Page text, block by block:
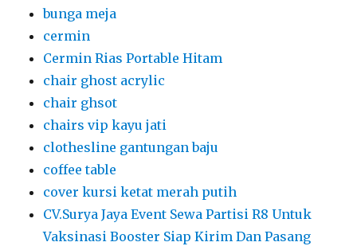
bunga meja
cermin
Cermin Rias Portable Hitam
chair ghost acrylic
chair ghsot
chairs vip kayu jati
clothesline gantungan baju
coffee table
cover kursi ketat merah putih
CV.Surya Jaya Event Sewa Partisi R8 Untuk
Vaksinasi Booster Siap Kirim Dan Pasang